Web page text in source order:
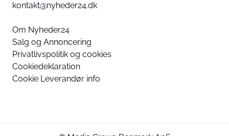
kontakt@nyheder24.dk
Om Nyheder24
Salg og Annoncering
Privatlivspolitik og cookies
Cookiedeklaration
Cookie Leverandør info